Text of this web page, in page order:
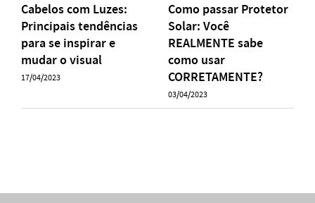
Cabelos com Luzes:
Principais tendências
para se inspirar e
mudar o visual
17/04/2023
Como passar Protetor
Solar: Você
REALMENTE sabe
como usar
CORRETAMENTE?
03/04/2023